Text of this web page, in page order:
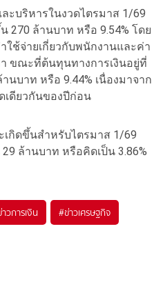
ะบริหารในงวดไตรมาส 1/69
270 ล้านบาท หรือ 9.54% โดย
ใช้จ่ายเกี่ยวกับพนักงานและค่า
ขณะที่ต้นทุนทางการเงินอยู่ที่
นบาท หรือ 9.44% เนื่องมาจาก
เดียวกันของปีก่อน
กิดขึ้นสำหรับไตรมาส 1/69
ล้านบาท หรือคิดเป็น 3.86%
วการเงิน #ข่าวเศรษฐกิจ